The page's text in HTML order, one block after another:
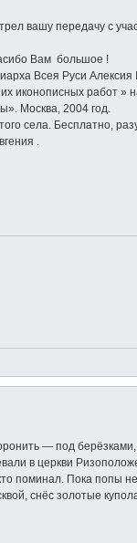
вашу передачу с
Вам большое !
Всея Руси Алексия II
иконописных работ »
Москва, 2004 год.
села. Бесплатно,
.
— под берёзками,
в церкви
поминал. Пока попы
снёс золотые